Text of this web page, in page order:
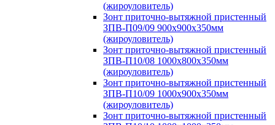
(жироуловитель)
Зонт приточно-вытяжной пристенный
ЗПВ-П09/09 900х900х350мм
(жироуловитель)
Зонт приточно-вытяжной пристенный
ЗПВ-П10/08 1000х800х350мм
(жироуловитель)
Зонт приточно-вытяжной пристенный
ЗПВ-П10/09 1000х900х350мм
(жироуловитель)
Зонт приточно-вытяжной пристенный